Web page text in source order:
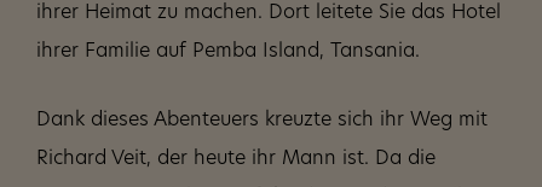
ihrer Heimat zu machen. Dort leitete Sie das Hotel
ihrer Familie auf Pemba Island, Tansania.
Dank dieses Abenteuers kreuzte sich ihr Weg mit
Richard Veit, der heute ihr Mann ist. Da die